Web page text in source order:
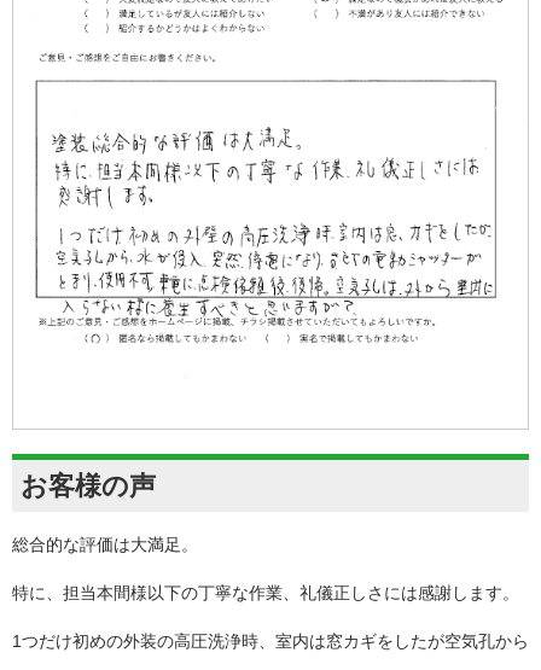
お客様の声
総合的な評価は大満足。
特に、担当本間様以下の丁寧な作業、礼儀正しさには感謝します。
1つだけ初めの外装の高圧洗浄時、室内は窓カギをしたが空気孔から